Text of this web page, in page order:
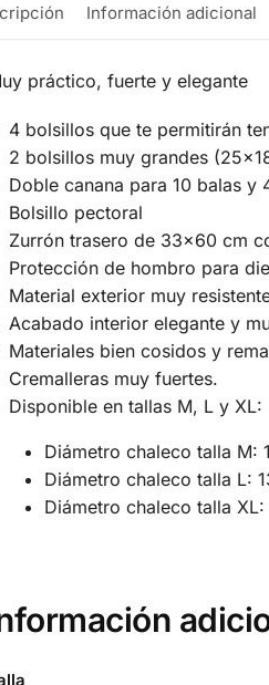
Información adicional
práctico, fuerte y elegante
4 bolsillos que te permitirán
2 bolsillos muy grandes
Doble canana para 10 balas y
Bolsillo pectoral
Zurrón trasero de 33×60 cm
Protección de hombro para
Material exterior muy
Acabado interior elegante y
Materiales bien cosidos y
Cremalleras muy fuertes.
Disponible en tallas M, L y XL:
Diámetro chaleco talla M:
Diámetro chaleco talla L:
Diámetro chaleco talla XL: